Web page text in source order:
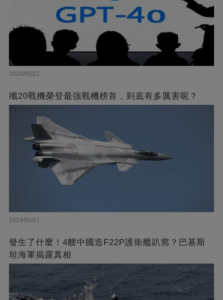
2024/05/21
殲20戰機榮登最強戰機榜首，到底有多厲害呢？
2024/05/21
發生了什麼！4艘中國造F22P護衛艦趴窩？巴基斯
坦海軍揭露真相